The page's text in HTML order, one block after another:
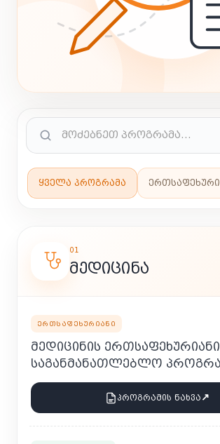
ᲧᲕᲔᲚᲐ ᲞᲠᲝᲒᲠᲐᲛᲐ
01
ᲛᲔᲓᲘᲪᲘᲜᲐ
ᲔᲠᲗᲡᲐᲤᲔᲮᲣᲠᲘᲐᲜᲘ
ᲛᲔᲓᲘᲪᲘᲜᲘᲡ ᲔᲠᲗᲡᲐᲤᲔᲮᲣᲠᲘᲐᲜᲘ
ᲡᲐᲒᲐᲜᲛᲐᲜᲐᲗᲚᲔᲑᲚᲝ
ᲞᲠᲝᲒᲠᲐᲛᲘᲡ ᲜᲐᲮᲕᲐ ↗